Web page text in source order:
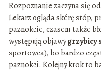
Rozpoznanie zaczyna się
Lekarz ogląda skórę stóp,
paznokcie, czasem także
występują objawygrzybicy
sportowca), bo bardzo
paznokci. Kolejny krok to